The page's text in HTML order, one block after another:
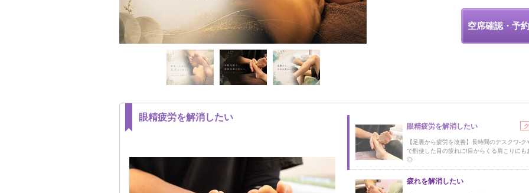
空席確認・予
眼精疲労を解消したい
眼精疲労を解消したい
【足裏から疲労を改善】長時間のデスクワ-ク
で酷使した目の疲れに!目からくる肩こりにも
◎
疲れを解消したい